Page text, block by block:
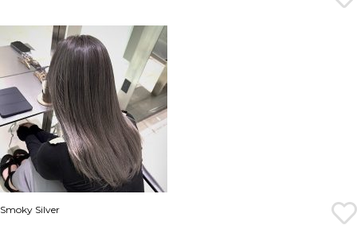
Smoky Silver